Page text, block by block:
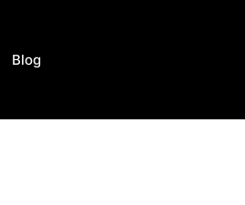
Blog